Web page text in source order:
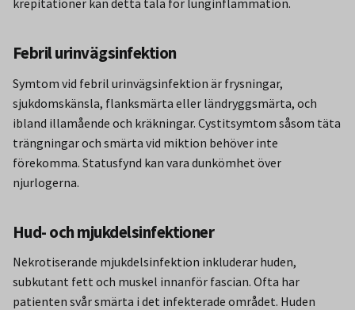
krepitationer kan detta tala för lunginflammation.
Febril urinvägsinfektion
Symtom vid febril urinvägsinfektion är frysningar,
sjukdomskänsla, flanksmärta eller ländryggsmärta, och
ibland illamående och kräkningar. Cystitsymtom såsom täta
trängningar och smärta vid miktion behöver inte
förekomma. Statusfynd kan vara dunkömhet över
njurlogerna.
Hud- och mjukdelsinfektioner
Nekrotiserande mjukdelsinfektion inkluderar huden,
subkutant fett och muskel innanför fascian. Ofta har
patienten svår smärta i det infekterade området. Huden